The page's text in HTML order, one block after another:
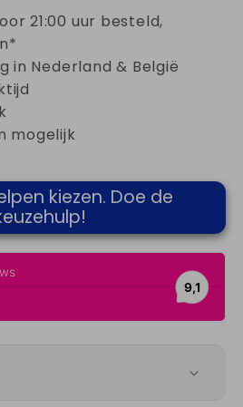
solaire
21:00 uur besteld,
in Nederland & België
mogelijk
kiezen. Doe de